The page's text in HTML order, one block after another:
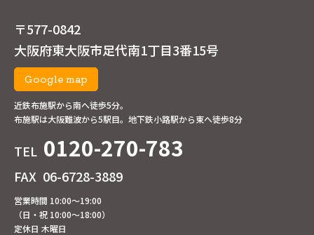
〒577-0842
大阪府東大阪市足代南1丁目3番15号
Google map
近鉄布施駅から南へ徒歩5分。
布施駅は大阪難波から5駅目。地下鉄小路駅から東へ徒歩8分
TEL 0120-270-783
FAX 06-6728-3889
営業時間 10:00～19:00
（日・祝 10:00～18:00）
定休日 木曜日